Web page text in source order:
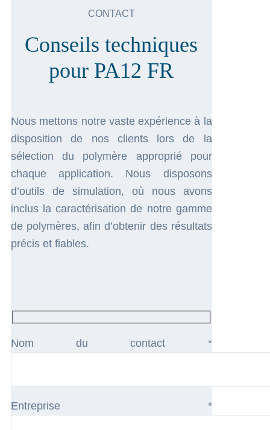
CONTACT
Conseils techniques
pour PA12 FR
Nous mettons notre vaste expérience à la
disposition de nos clients lors de la
sélection du polymère approprié pour
chaque application. Nous disposons
d’outils de simulation, où nous avons
inclus la caractérisation de notre gamme
de polymères, afin d’obtenir des résultats
précis et fiables.
Nom du contact *
Entreprise *